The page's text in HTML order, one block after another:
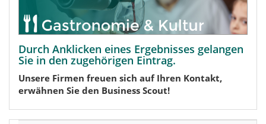
Durch Anklicken eines Ergebnisses gelangen
Sie in den zugehörigen Eintrag.
Unsere Firmen freuen sich auf Ihren Kontakt,
erwähnen Sie den Business Scout!